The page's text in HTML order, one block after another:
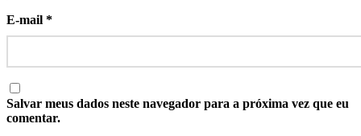
E-mail *
Salvar meus dados neste navegador para a próxima vez que eu
comentar.